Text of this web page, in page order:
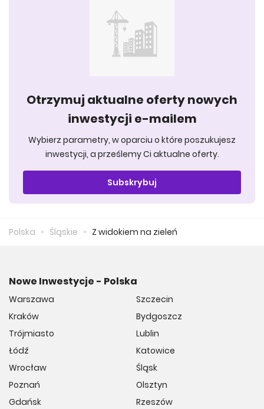
Otrzymuj aktualne oferty nowych
inwestycji e-mailem
Wybierz parametry, w oparciu o które poszukujesz
inwestycji, a prześlemy Ci aktualne oferty.
Subskrybuj
Polska Śląskie Z widokiem na zieleń
Nowe Inwestycje - Polska
Warszawa
Kraków
Trójmiasto
Łódź
Wrocław
Poznań
Gdańsk
Szczecin
Bydgoszcz
Lublin
Katowice
Śląsk
Olsztyn
Rzeszów